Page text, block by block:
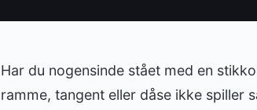
Har du nogensinde stået med en
ramme, tangent eller dåse ikke spiller